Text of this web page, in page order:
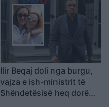
Ilir Beqaj doli nga burgu,
vajza e ish-ministrit të
Shëndetësisë heq dorë